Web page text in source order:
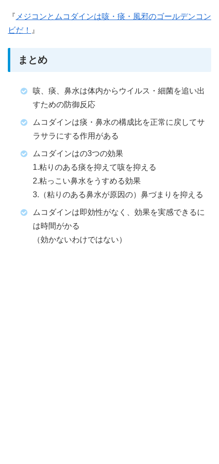
『 メジコンとムコダインは咳・痰・風邪のゴールデンコン
ビだ！
』
まとめ
咳、痰、鼻水は体内からウイルス・細菌を追い出
すための防御反応
ムコダインは痰・鼻水の構成比を正常に戻してサ
ラサラにする作用がある
ムコダインはの3つの効果
1.粘りのある痰を抑えて咳を抑える
2.粘っこい鼻水をうすめる効果
3.（粘りのある鼻水が原因の）鼻づまりを抑える
ムコダインは即効性がなく、効果を実感できるに
は時間がかる
（効かないわけではない）